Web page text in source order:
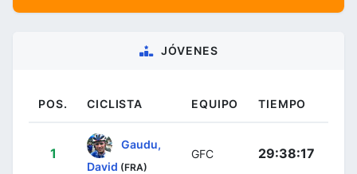
JÓVENES
POS. CICLISTA EQUIPO TIEMPO
1
Gaudu,
David (FRA)
GFC 29:38:17